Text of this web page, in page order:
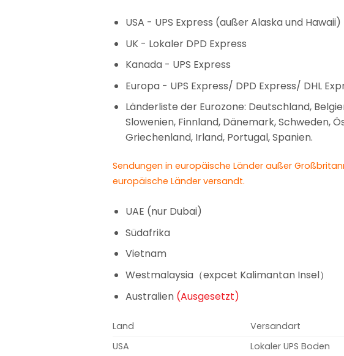
USA - UPS Express (außer Alaska und Hawaii)
UK - Lokaler DPD Express
Kanada - UPS Express
Europa - UPS Express/ DPD Express/ DHL
Länderliste der Eurozone: Deutschland,
Slowenien, Finnland, Dänemark, Schweden,
Griechenland, Irland, Portugal, Spanien.
Sendungen in europäische Länder außer
europäische Länder versandt.
UAE (nur Dubai)
Südafrika
Vietnam
Westmalaysia（expcet Kalimantan Insel）
Australien (Ausgesetzt)
Land Versandart
USA
Lokaler UPS Boden